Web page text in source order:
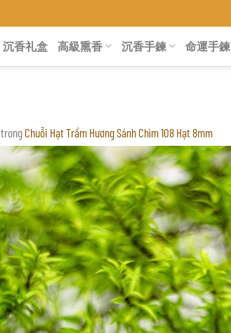
沉香礼盒 高級熏香 沉香手鍊 命運手鍊
trong Chuỗi Hạt Trầm Hương Sánh Chìm 108 Hạt 8mm